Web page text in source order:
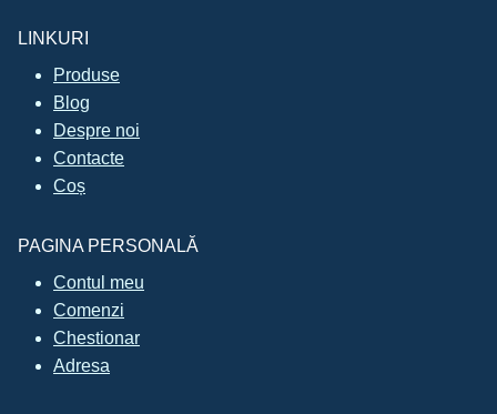
LINKURI
Produse
Blog
Despre noi
Contacte
Coș
PAGINA PERSONALĂ
Contul meu
Comenzi
Chestionar
Adresa